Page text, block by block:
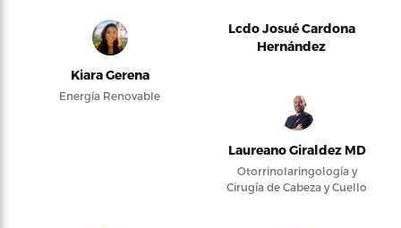
Kiara Gerena
Energía Renovable
Lcdo Josué Cardona
Hernández
Laureano Giraldez MD
Otorrinolaringología y
Cirugía de Cabeza y Cuello